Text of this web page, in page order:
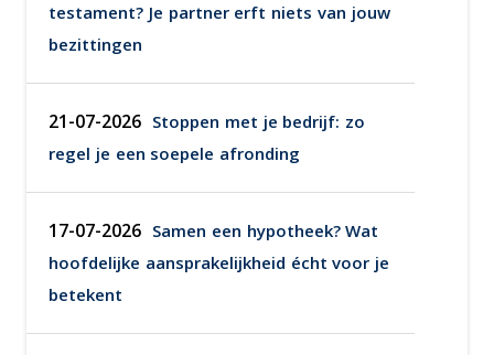
testament? Je partner erft niets van jouw
bezittingen
21-07-2026 Stoppen met je bedrijf: zo
regel je een soepele afronding
17-07-2026 Samen een hypotheek? Wat
hoofdelijke aansprakelijkheid écht voor je
betekent